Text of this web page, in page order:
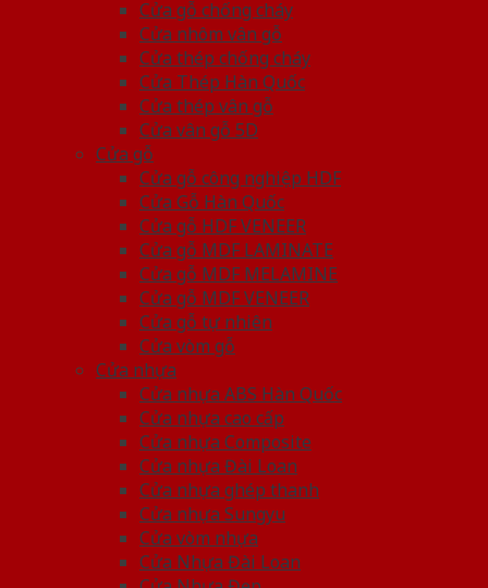
Cửa gỗ chống cháy
Cửa nhôm vân gỗ
Cửa thép chống cháy
Cửa Thép Hàn Quốc
Cửa thép vân gỗ
Cửa vân gỗ 5D
Cửa gỗ
Cửa gỗ công nghiệp HDF
Cửa Gỗ Hàn Quốc
Cửa gỗ HDF VENEER
Cửa gỗ MDF LAMINATE
Cửa gỗ MDF MELAMINE
Cửa gỗ MDF VENEER
Cửa gỗ tự nhiên
Cửa vòm gỗ
Cửa nhựa
Cửa nhựa ABS Hàn Quốc
Cửa nhựa cao cấp
Cửa nhựa Composite
Cửa nhựa Đài Loan
Cửa nhựa ghép thanh
Cửa nhựa Sungyu
Cửa vòm nhựa
Cửa Nhựa Đài Loan